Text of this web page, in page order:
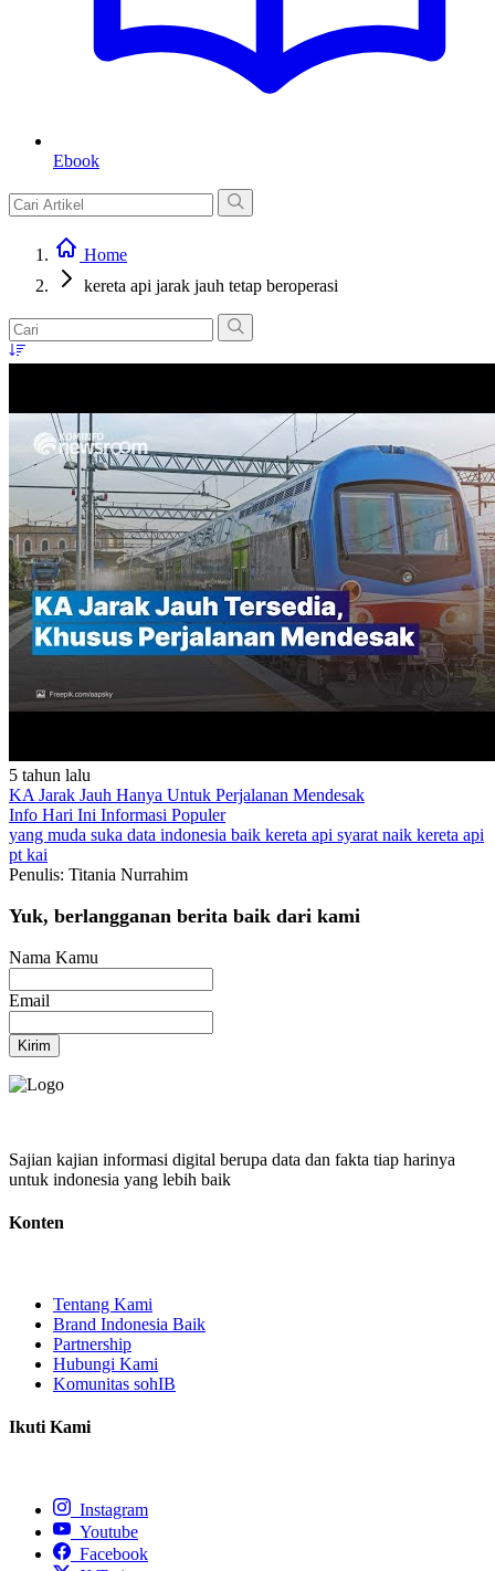
Ebook
Home
kereta api jarak jauh tetap beroperasi
5 tahun lalu
KA Jarak Jauh Hanya Untuk Perjalanan Mendesak
Info Hari Ini Informasi Populer
yang muda suka data indonesia baik kereta api syarat naik kereta api
pt kai
Penulis: Titania Nurrahim
Yuk, berlangganan berita baik dari kami
Nama Kamu
Email
Kirim
Sajian kajian informasi digital berupa data dan fakta tiap harinya
untuk indonesia yang lebih baik
Konten
Tentang Kami
Brand Indonesia Baik
Partnership
Hubungi Kami
Komunitas sohIB
Ikuti Kami
Instagram
Youtube
Facebook